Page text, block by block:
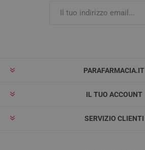
PARAFARMACIA.IT
IL TUO ACCOUNT
SERVIZIO CLIENTI